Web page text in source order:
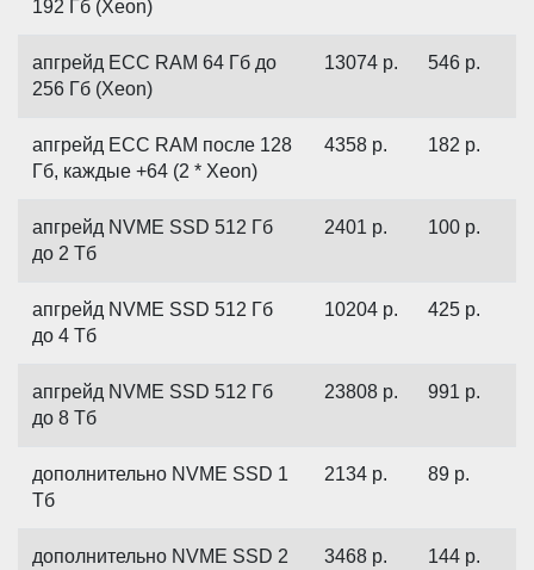
192 Гб (Xeon)
апгрейд ECC RAM 64 Гб до
256 Гб (Xeon)
13074 р. 546 р.
апгрейд ECC RAM после 128
Гб, каждые +64 (2 * Xeon)
4358 р. 182 р.
апгрейд NVME SSD 512 Гб
до 2 Тб
2401 р. 100 р.
апгрейд NVME SSD 512 Гб
до 4 Тб
10204 р. 425 р.
апгрейд NVME SSD 512 Гб
до 8 Тб
23808 р. 991 р.
дополнительно NVME SSD 1
Тб
2134 р. 89 р.
дополнительно NVME SSD 2
3468 р. 144 р.